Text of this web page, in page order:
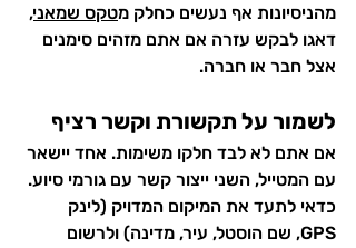
מהניסיונות אף נעשים כחלק מטקס שמאני,
דאגו לבקש עזרה אם אתם מזהים סימנים
אצל חבר או חברה.
לשמור על תקשורת וקשר רציף
אם אתם לא לבד חלקו משימות. אחד יישאר
עם המטייל, השני ייצור קשר עם גורמי סיוע.
כדאי לתעד את המיקום המדויק (לינק
GPS, שם הוסטל, עיר, מדינה) ולרשום